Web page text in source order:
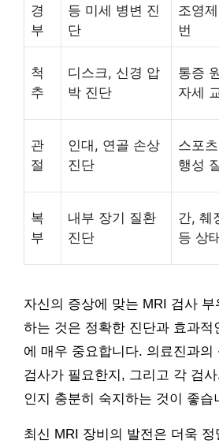
경
부
등 미세 병변 진
단
조영
번
척
추
디스크, 신경 압
박 진단
통증
자세
관
절
인대, 연골 손상
진단
스포
행성
복
부
내부 장기 질환
진단
간, 췌
등 상
자신의 증상에 맞는 MRI 검사 부
하는 것은 정확한 진단과 효과적
에 매우 중요합니다. 의료진과의
검사가 필요한지, 그리고 각 검
인지 충분히 숙지하는 것이 좋습
최신 MRI 장비의 발전은 더욱